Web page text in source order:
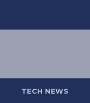
TECH NEWS